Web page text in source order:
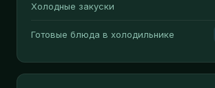
Холодные закуски
Готовые блюда в холодильнике